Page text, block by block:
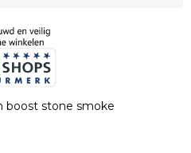
boost stone smoke